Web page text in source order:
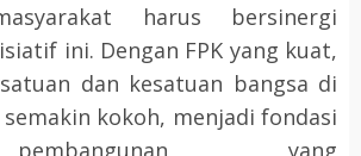
harus bersinergi
ini. Dengan FPK yang kuat,
dan kesatuan bangsa di
kokoh, menjadi fondasi
yang